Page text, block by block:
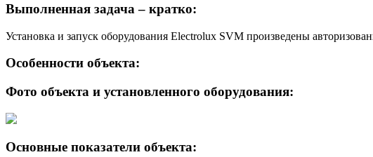
Выполненная задача – кратко:
Установка и запуск оборудования Electrolux SVM произведены
Особенности объекта:
Фото объекта и установленного оборудования:
Основные показатели объекта: